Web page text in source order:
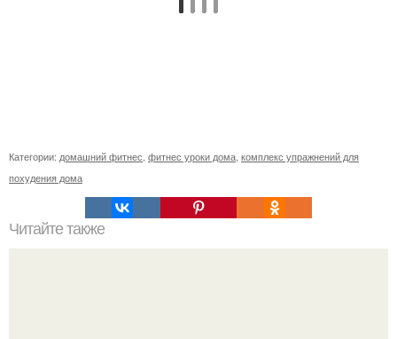
Категории: домашний фитнес фитнес уроки дома комплекс упражнений для
похудения дома
Читайте также